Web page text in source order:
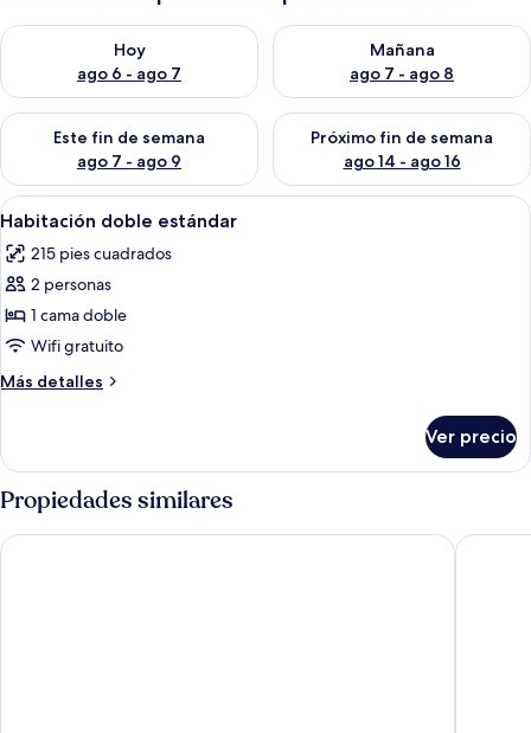
Hoy
ago 6 - ago 7
Consulta la disponibilidad para hoy ago 6 - ago 7
Mañana
ago 7 - ago 8
Consulta la disponibilidad
Este fin de semana
ago 7 - ago 9
Consulta la disponibilidad para este fin de semana ago 7 -
Próximo fin de semana
ago 14 - ago 16
Consulta la disponibilidad
Abrir
todas
las
fotos
de
Habitación
doble
estándar
Un dormitorio con cama, mesitas de
3
Habitación doble estándar
215 pies cuadrados
2 personas
1 cama doble
Wifi gratuito
Más detalles
Más
doble
estándar
Ver precio
Propiedades similares
Gästehaus Mack